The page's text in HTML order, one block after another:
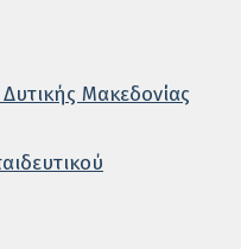
Μακεδονίας